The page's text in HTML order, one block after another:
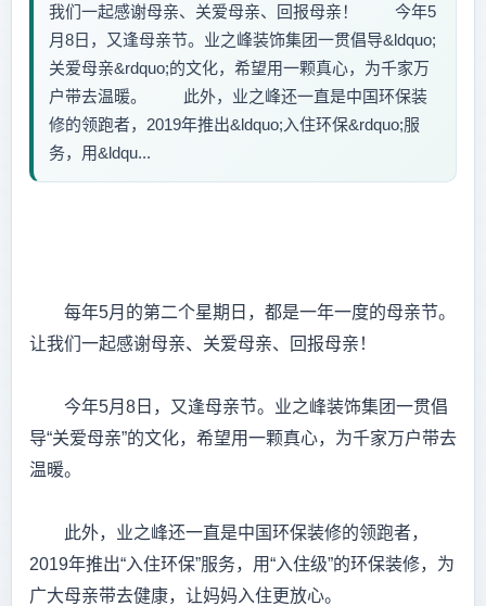
我们一起感谢母亲、关爱母亲、回报母亲！ 今年5
月8日，又逢母亲节。业之峰装饰集团一贯倡导&ldquo;
关爱母亲&rdquo;的文化，希望用一颗真心，为千家万
户带去温暖。 此外，业之峰还一直是中国环保装
修的领跑者，2019年推出&ldquo;入住环保&rdquo;服
务，用&ldqu...
每年5月的第二个星期日，都是一年一度的母亲节。
让我们一起感谢母亲、关爱母亲、回报母亲！
今年5月8日，又逢母亲节。业之峰装饰集团一贯倡
导“关爱母亲”的文化，希望用一颗真心，为千家万户带去
温暖。
此外，业之峰还一直是中国环保装修的领跑者，
2019年推出“入住环保”服务，用“入住级”的环保装修，为
广大母亲带去健康，让妈妈入住更放心。